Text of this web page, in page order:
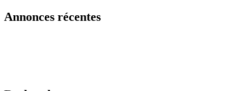
Annonces récentes